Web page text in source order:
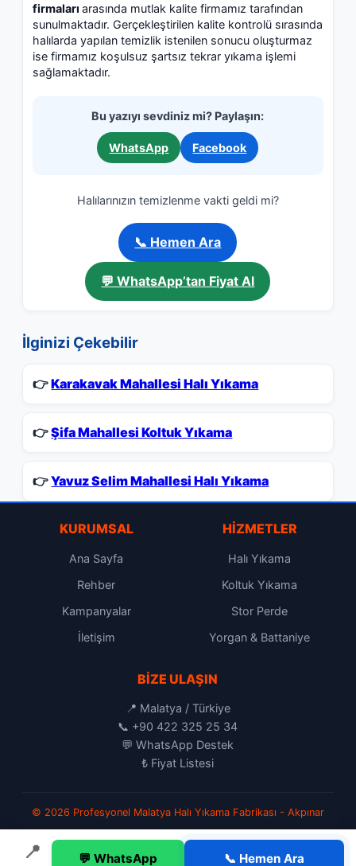
firmalarıarasında mutlak kalite firmamız tarafından
sunulmaktadır. Gerçekleştirilen kalite kontrolü sırasında
halılarda yapılan temizlik istenilen sonucu oluşturmaz
ise firmamız koşulsuz şartsız tekrar yıkama işlemi
sağlamaktadır.
Bu yazıyı sevdiniz mi? Paylaşın:
WhatsApp Facebook
Halılarınızın temizlenme vakti geldi mi?
📞 Hemen Ara
💬 WhatsApp’tan Fiyat Al
İlginizi Çekebilir
👉Karakavak Mahallesi Halı Yıkama
👉Şifa Mahallesi Koltuk Yıkama
👉Yavuz Selim Mahallesi Halı Yıkama
KURUMSAL
Ana Sayfa
Rehber
Kampanyalar
İletişim
HIZMETLER
Halı Yıkama
Koltuk Yıkama
Stor Perde
Yorgan & Battaniye
BIZE ULAŞIN
📍 Malatya / Türkiye
📞 +90 422 325 25 34
💬WhatsApp Destek
₺ Fiyat Listesi
© 2026 Profesyonel Malatya Halı Yıkama Fabrikası - Akpınar
📍 💬 WhatsApp 📞 Hemen Ara